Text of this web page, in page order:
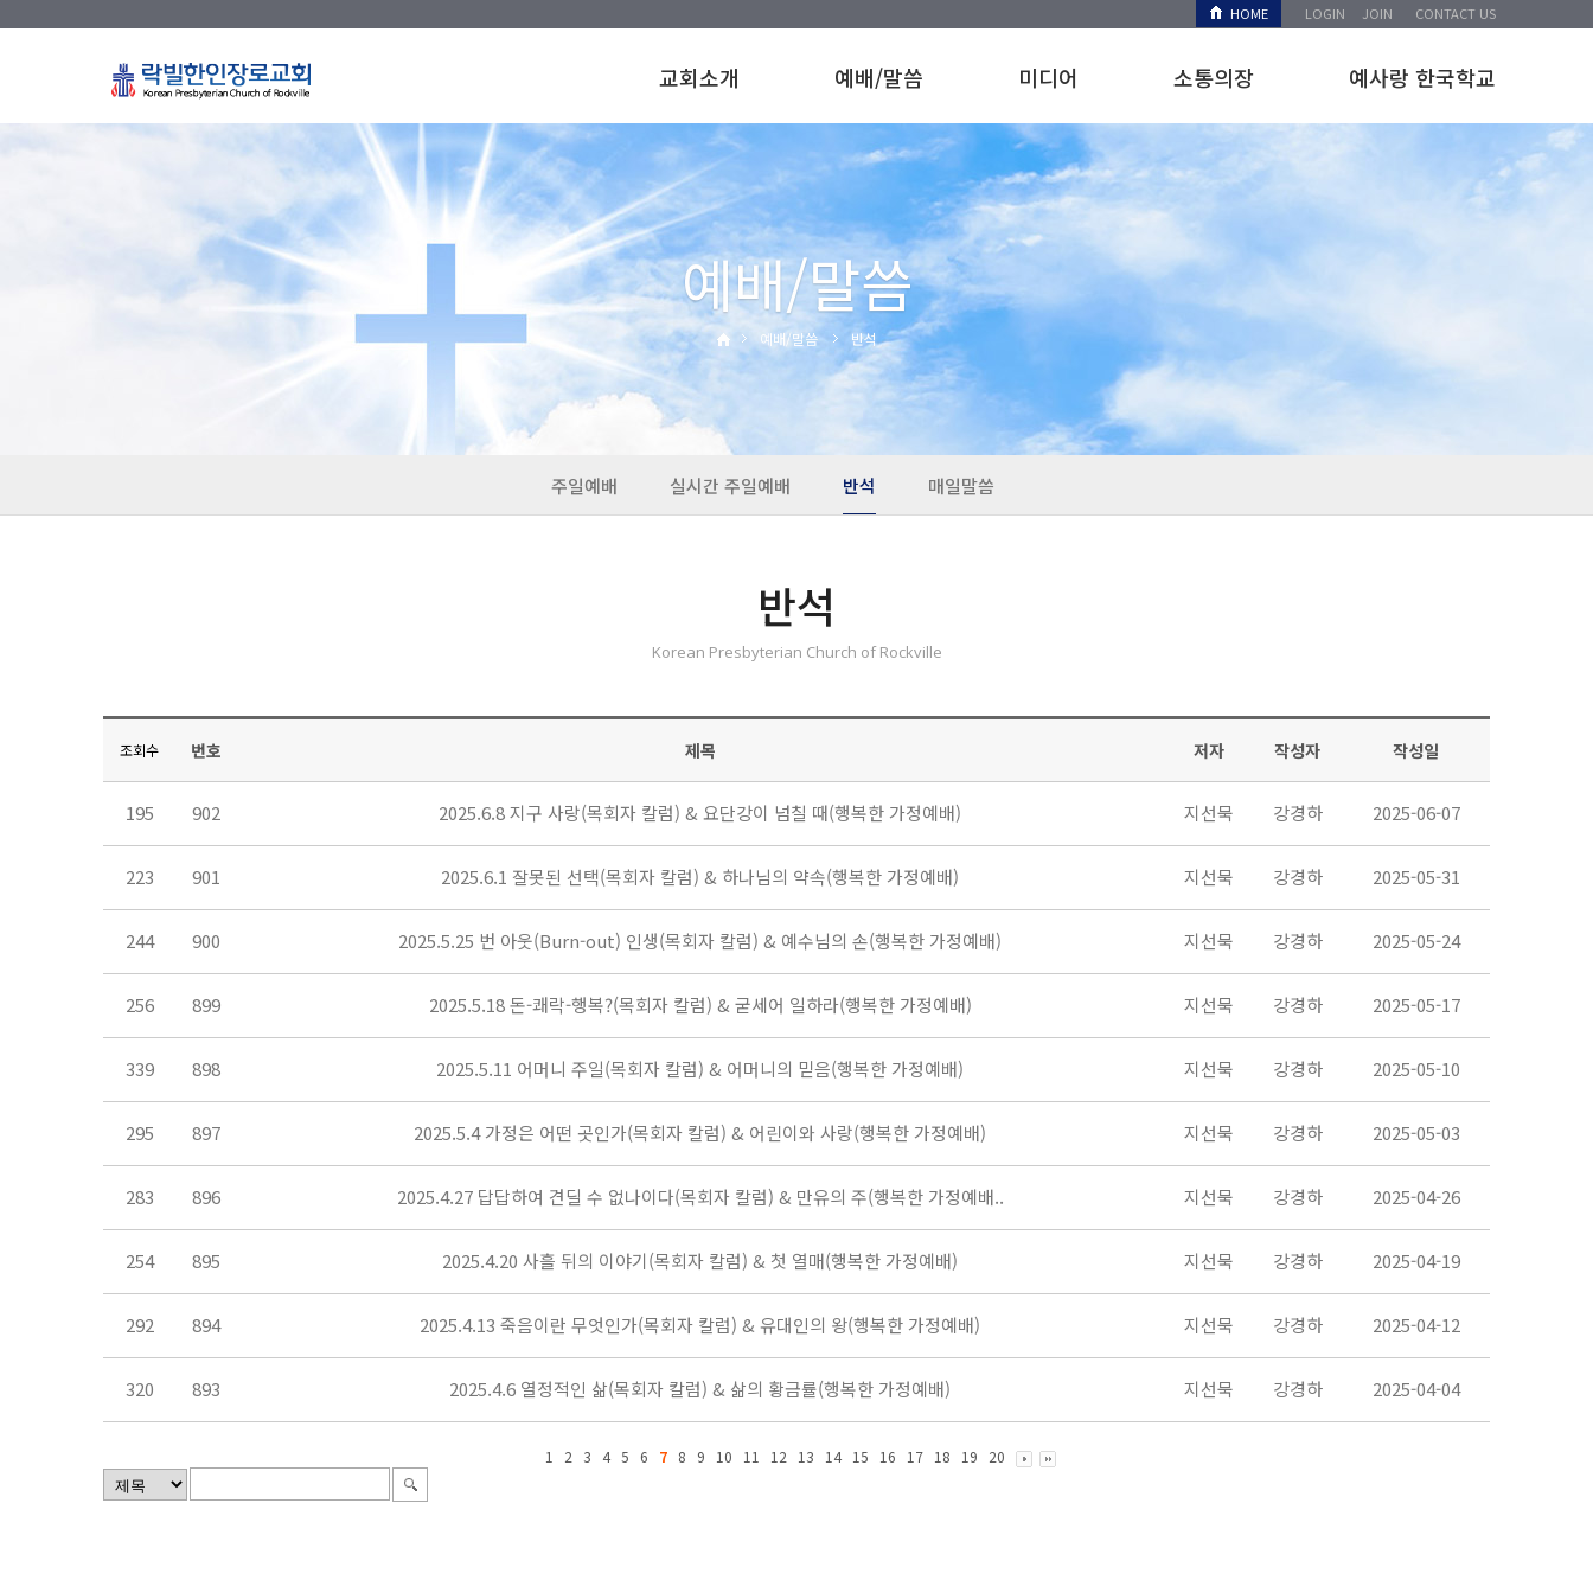
HOME LOGIN JOIN CONTACT US
교회소개 예배/말씀 미디어 소통의장 예사랑 한국학교
예배/말씀
예배/말씀 반석
주일예배 실시간 주일예배 반석 매일말씀
반석
Korean Presbyterian Church of Rockville
조회수 번호 제목 저자 작성자 작성일
195 902 2025.6.8 지구 사랑(목회자 칼럼) & 요단강이 넘칠 때(행복한 가정예배) 지선묵 강경하 2025-06-07
223 901 2025.6.1 잘못된 선택(목회자 칼럼) & 하나님의 약속(행복한 가정예배) 지선묵 강경하 2025-05-31
244 900 2025.5.25 번 아웃(Burn-out) 인생(목회자 칼럼) & 예수님의 손(행복한 가정예배) 지선묵 강경하 2025-05-24
256 899 2025.5.18 돈-쾌락-행복?(목회자 칼럼) & 굳세어 일하라(행복한 가정예배) 지선묵 강경하 2025-05-17
339 898 2025.5.11 어머니 주일(목회자 칼럼) & 어머니의 믿음(행복한 가정예배) 지선묵 강경하 2025-05-10
295 897 2025.5.4 가정은 어떤 곳인가(목회자 칼럼) & 어린이와 사랑(행복한 가정예배) 지선묵 강경하 2025-05-03
283 896 2025.4.27 답답하여 견딜 수 없나이다(목회자 칼럼) & 만유의 주(행복한 가정예배.. 지선묵 강경하 2025-04-26
254 895 2025.4.20 사흘 뒤의 이야기(목회자 칼럼) & 첫 열매(행복한 가정예배) 지선묵 강경하 2025-04-19
292 894 2025.4.13 죽음이란 무엇인가(목회자 칼럼) & 유대인의 왕(행복한 가정예배) 지선묵 강경하 2025-04-12
320 893 2025.4.6 열정적인 삶(목회자 칼럼) & 삶의 황금률(행복한 가정예배) 지선묵 강경하 2025-04-04
1 2 3 4 5 6 7 8 9 10 11 12 13 14 15 16 17 18 19 20